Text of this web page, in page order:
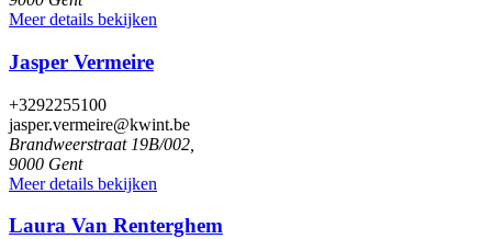
Meer details bekijken
Jasper Vermeire
+3292255100
jasper.vermeire@kwint.be
Brandweerstraat 19B/002,
9000 Gent
Meer details bekijken
Laura Van Renterghem